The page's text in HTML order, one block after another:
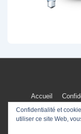
Menu
du
Accueil
Confidentialité et
utiliser ce site Web,